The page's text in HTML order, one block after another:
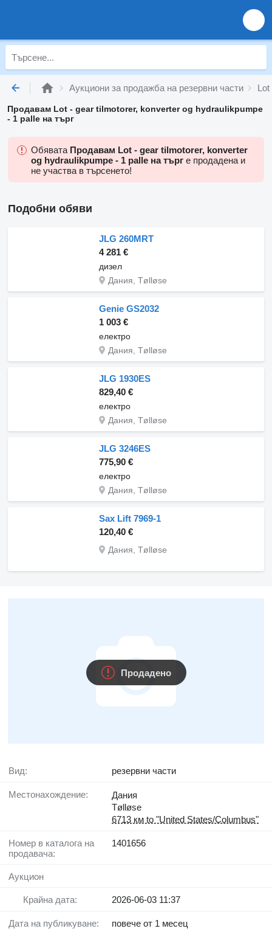
Аукциони за продажба на резервни части
Продавам Lot - gear tilmotorer, konverter og hydraulikpumpe
- 1 palle на търг
Обявата Продавам Lot - gear tilmotorer, konverter
og hydraulikpumpe - 1 palle на търг е продадена и
не участва в търсенето!
Подобни обяви
JLG 260MRT
4 281 €
дизел
Дания, Tølløse
Genie GS2032
1 003 €
електро
Дания, Tølløse
JLG 1930ES
829,40 €
електро
Дания, Tølløse
JLG 3246ES
775,90 €
електро
Дания, Tølløse
Sax Lift 7969-1
120,40 €
Дания, Tølløse
Продадено
Вид: резервни части
Местонахождение:
Дания
Tølløse
6713 км to "United States/Columbus"
Номер в каталога на
продавача:
1401656
Аукцион
Крайна дата: 2026-06-03 11:37
Дата на публикуване: повече от 1 месец